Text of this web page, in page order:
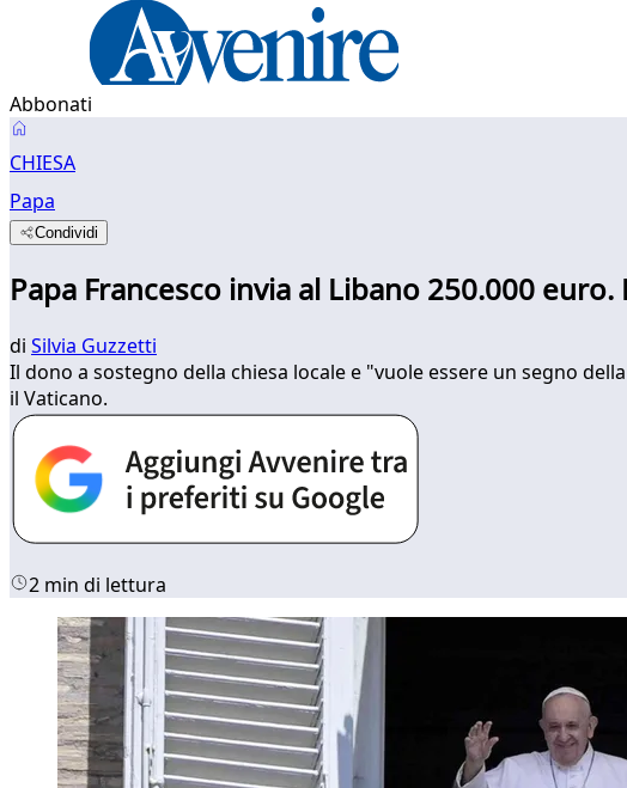
Abbonati
CHIESA
Papa
Condividi
Papa Francesco invia al Libano 250.000
di Silvia Guzzetti
Il dono a sostegno della chiesa locale e "vuole essere un segno
il Vaticano.
2 min di lettura